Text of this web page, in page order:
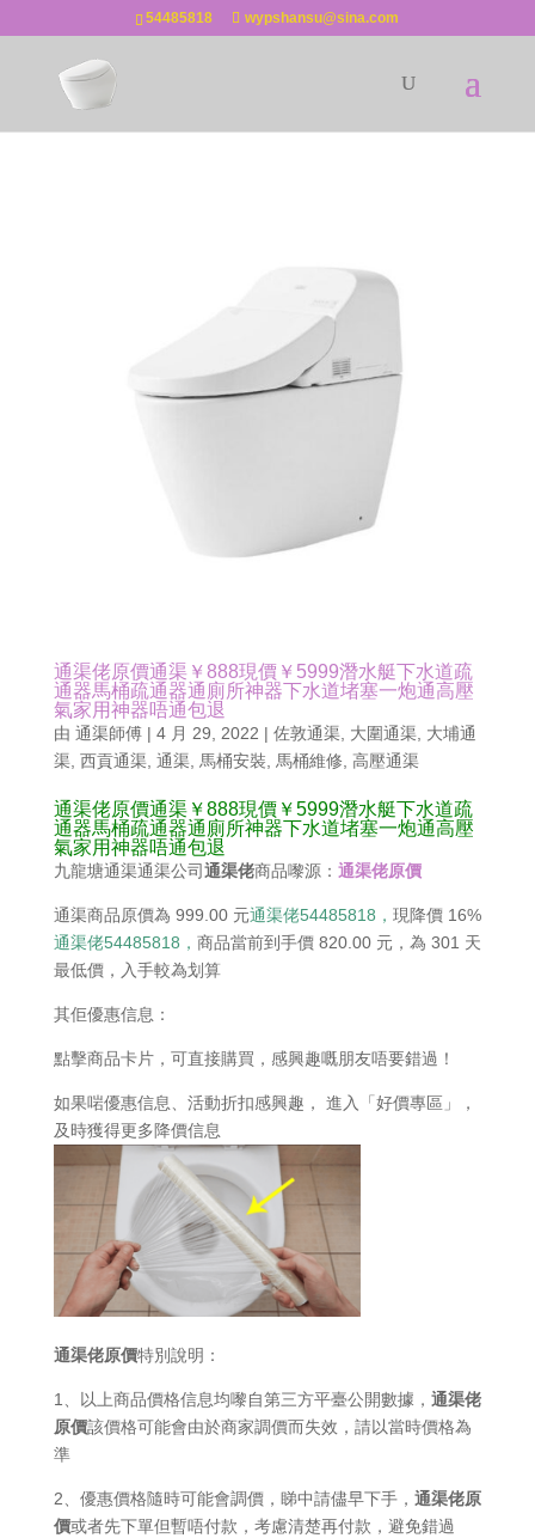
54485818 wypshansu@sina.com
通渠佬原價通渠￥888現價￥5999潛水艇下水道疏
通器馬桶疏通器通廁所神器下水道堵塞一炮通高壓
氣家用神器唔通包退
由 通渠師傅| 4 月 29, 2022 | 佐敦通渠, 大圍通渠, 大埔通
渠, 西貢通渠, 通渠, 馬桶安裝, 馬桶維修, 高壓通渠
通渠佬原價通渠￥888現價￥5999潛水艇下水道疏
通器馬桶疏通器通廁所神器下水道堵塞一炮通高壓
氣家用神器唔通包退
九龍塘通渠通渠公司通渠佬商品嚟源： 通渠佬原價
通渠商品原價為 999.00 元通渠佬54485818， 現降價 16%
通渠佬54485818， 商品當前到手價 820.00 元，為 301 天
最低價，入手較為划算
其佢優惠信息：
點擊商品卡片，可直接購買，感興趣嘅朋友唔要錯過！
如果啱優惠信息、活動折扣感興趣， 進入「好價專區」，
及時獲得更多降價信息
通渠佬原價特別說明：
1、以上商品價格信息均嚟自第三方平臺公開數據， 通渠佬
原價該價格可能會由於商家調價而失效，請以當時價格為
準
2、優惠價格隨時可能會調價，睇中請儘早下手， 通渠佬原
價或者先下單但暫唔付款，考慮清楚再付款，避免錯過